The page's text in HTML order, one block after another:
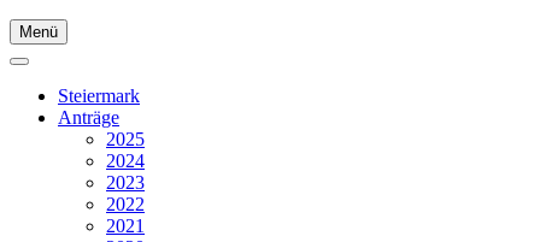
Menü
Steiermark
Anträge
2025
2024
2023
2022
2021